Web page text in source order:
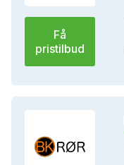
Få
pristilbud